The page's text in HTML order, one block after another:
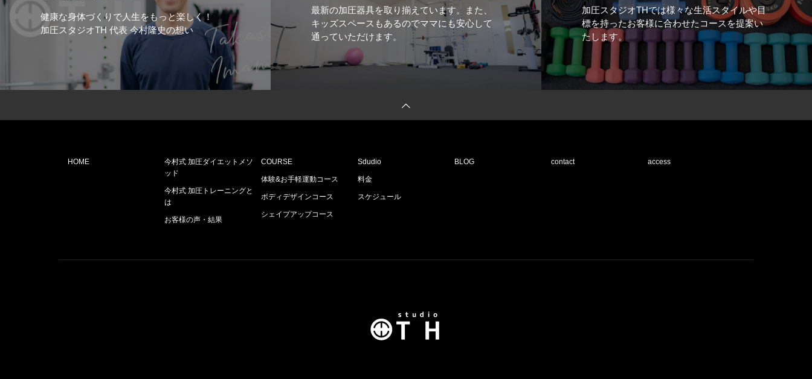
健康な身体づくりで人生をもっと楽しく！
加圧スタジオTH 代表 今村隆史の想い
最新の加圧器具を取り揃えています。また、
キッズスペースもあるのでママにも安心して
通っていただけます。
加圧スタジオTHでは様々な生活スタイルや目
標を持ったお客様に合わせたコースを提案い
たします。
HOME
今村式 加圧ダイエットメソ
ッド
今村式 加圧トレーニングと
は
お客様の声・結果
COURSE
体験&お手軽運動コース
ボディデザインコース
シェイプアップコース
Sdudio
料金
スケジュール
BLOG contact access